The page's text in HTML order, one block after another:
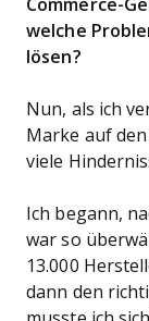
Commerce-
welche
lösen?
Nun, als ich
Marke auf
viele
Ich begann,
war so
13.000
dann den